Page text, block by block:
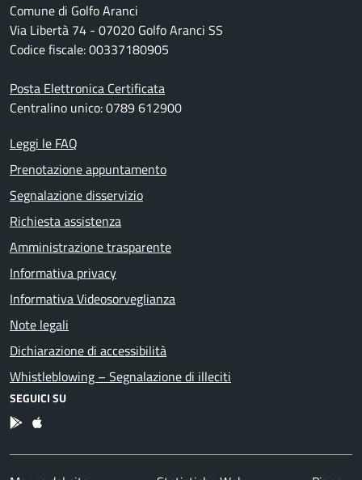
Comune di Golfo Aranci
Via Libertà 74 - 07020 Golfo Aranci SS
Codice fiscale: 00337180905
Posta Elettronica Certificata
Centralino unico: 0789 612900
Leggi le FAQ
Prenotazione appuntamento
Segnalazione disservizio
Richiesta assistenza
Amministrazione trasparente
Informativa privacy
Informativa Videosorveglianza
Note legali
Dichiarazione di accessibilità
Whistleblowing – Segnalazione di illeciti
SEGUICI SU
App Android
App IOS